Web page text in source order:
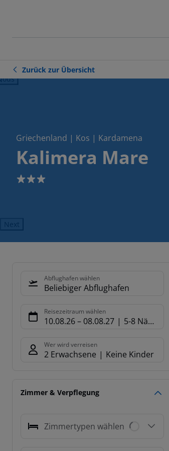
Zurück zur Übersicht
Griechenland | Kos | Kardamena
Kalimera Mare
3
Next
Abflughafen wählen
Beliebiger Abflughafen
Reisezeitraum wählen
10.08.26– 08.08.27 5-8 Nächte
Wer wird verreisen
2 Erwachsene Keine Kinder
Zimmer & Verpflegung
Zimmertypen wählen